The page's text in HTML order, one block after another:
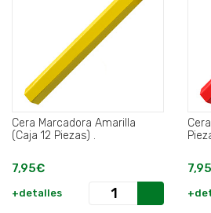
Cera Marcadora Amarilla
(Caja 12 Piezas) .
7,95€
+detalles